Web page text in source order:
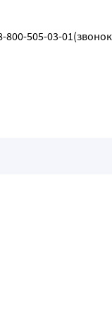
800-505-03-